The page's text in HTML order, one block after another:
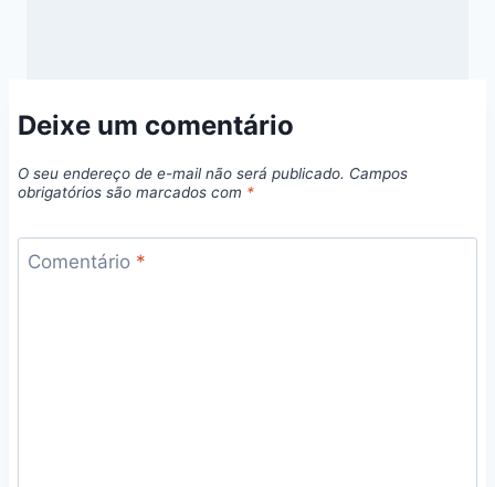
Deixe um comentário
O seu endereço de e-mail não será publicado. Campos
obrigatórios são marcados com *
Comentário *